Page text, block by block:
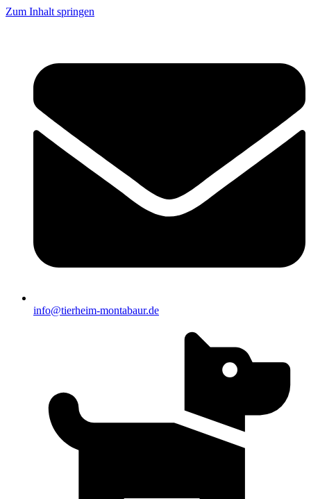
Zum Inhalt springen
info@tierheim-montabaur.de